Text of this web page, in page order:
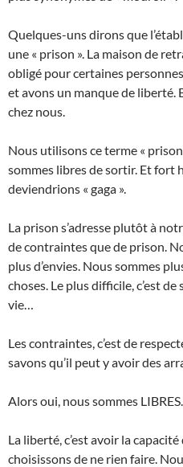
Quelques-uns dirons que
une « prison ». La maison de
obligé pour certaines
et avons un manque de liberté.
chez nous.
Nous utilisons ce terme «
sommes libres de sortir. Et fort
deviendrions « gaga ».
La prison s’adresse plutôt à
de contraintes que de prison.
plus d’envies. Nous sommes
choses. Le plus difficile, c’est
vie…
Les contraintes, c’est de
savons qu’il peut y avoir des
Alors oui, nous sommes LIBRES.
La liberté, c’est avoir la
choisissons de ne rien faire.